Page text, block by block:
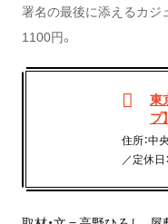
署名の最後に添えるカジ
1100円。
東
プ】
住所：中
／定休日